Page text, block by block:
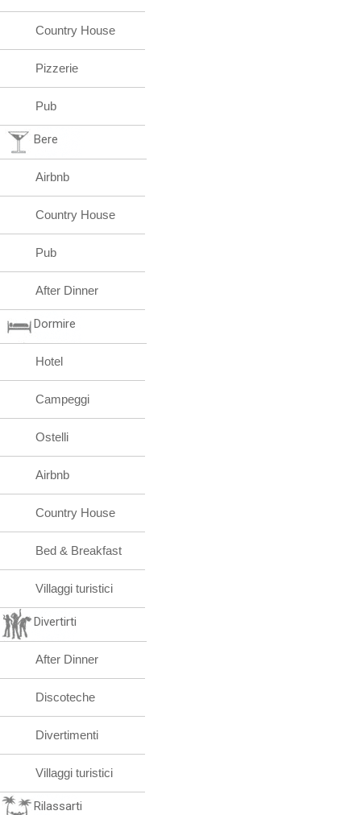
Country House
Pizzerie
Pub
Bere
Airbnb
Country House
Pub
After Dinner
Dormire
Hotel
Campeggi
Ostelli
Airbnb
Country House
Bed & Breakfast
Villaggi turistici
Divertirti
After Dinner
Discoteche
Divertimenti
Villaggi turistici
Rilassarti